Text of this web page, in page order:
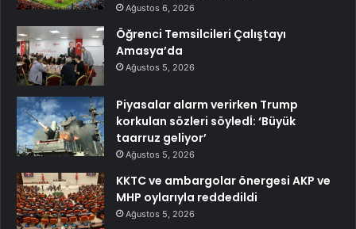
Ağustos 6, 2026
Öğrenci Temsilcileri Çalıştayı
Amasya’da
Ağustos 5, 2026
Piyasalar alarm verirken Trump
korkulan sözleri söyledİ: ‘Büyük
taarruz geliyor’
Ağustos 5, 2026
KKTC ve ambargolar önergesi AKP ve
MHP oylarıyla reddedildi
Ağustos 5, 2026